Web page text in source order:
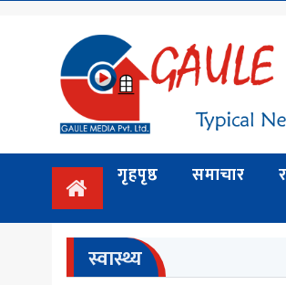
राजनिति
अन्तर्वार्ता
गृहपृष्ठ समाचार
स्वास्थ्य